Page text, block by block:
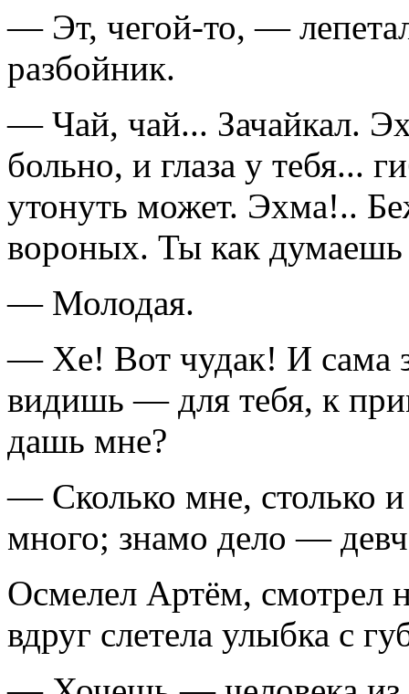
— Эт, чегой-то, —
разбойник.
— Чай, чай... Зачайкал.
больно, и глаза у тебя...
утонуть может. Эхма!..
вороных. Ты как
— Молодая.
— Хе! Вот чудак! И сама
видишь — для тебя, к
дашь мне?
— Сколько мне, столько и
много; знамо дело —
Осмелел Артём, смотрел
вдруг слетела улыбка с